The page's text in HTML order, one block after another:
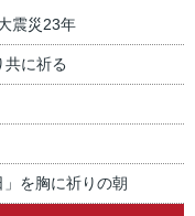
震災23年
に祈る
を胸に祈りの朝